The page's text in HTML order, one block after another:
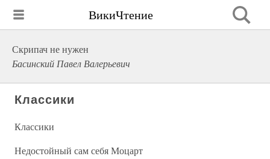
ВикиЧтение
Скрипач не нужен
Басинский Павел Валерьевич
Классики
Классики
Недостойный сам себя Моцарт